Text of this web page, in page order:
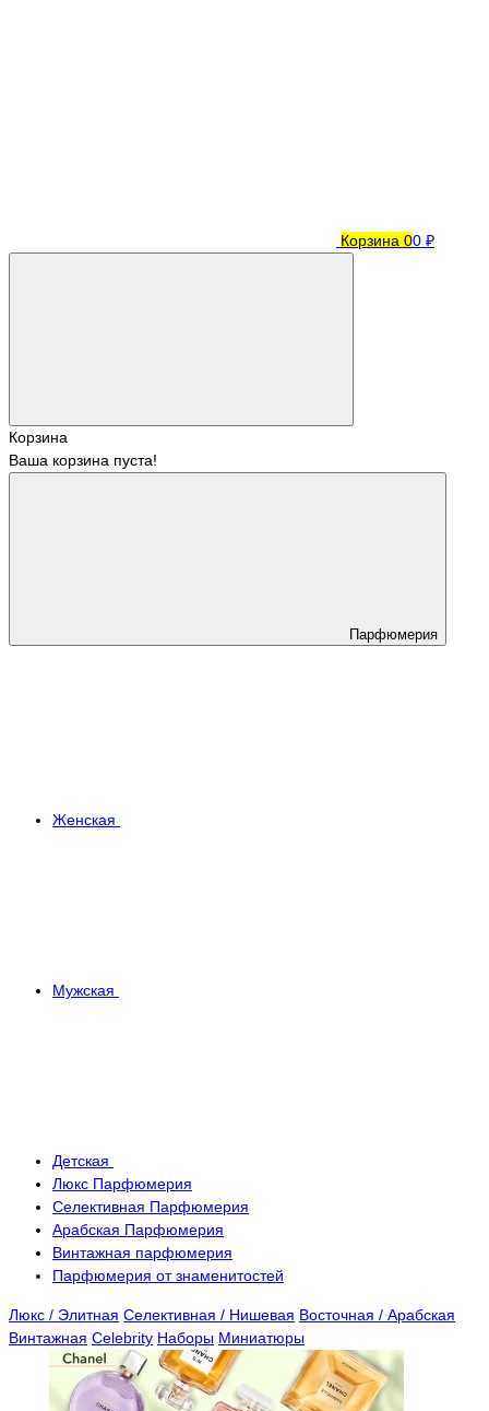
Корзина 00 ₽
Корзина
Ваша корзина пуста!
Парфюмерия
Женская
Мужская
Детская
Люкс Парфюмерия
Селективная Парфюмерия
Арабская Парфюмерия
Винтажная парфюмерия
Парфюмерия от знаменитостей
Люкс / Элитная Селективная / Нишевая Восточная / Арабская
Винтажная Celebrity Наборы Миниатюры